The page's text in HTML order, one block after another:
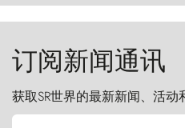
起挑
订阅新闻通讯
获取SR世界的最新新闻、活动